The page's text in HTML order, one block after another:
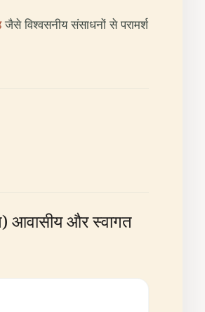
जैसे विश्वसनीय संसाधनों से परामर्श
आवासीय और स्वागत